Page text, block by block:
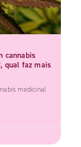
cannabis
qual faz mais
medicinal